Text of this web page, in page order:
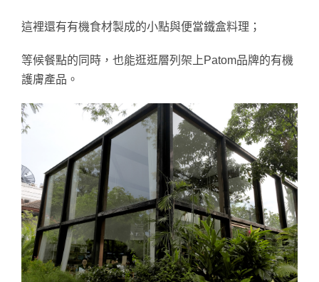
這裡還有有機食材製成的小點與便當鐵盒料理；
等候餐點的同時，也能逛逛層列架上Patom品牌的有機
護膚產品。